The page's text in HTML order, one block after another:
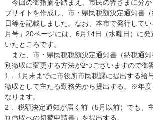
今回の御指摘を踏まえ、市民の皆さまに分
ブサイトを作成し、市・県民税額決定通知書
日等を記載しました。なお、本市で発行して
月号」20ページには、6月14日（水曜日）に
いたところです。
また、市・県民税税額決定通知書（納税通
別徴収に変更する方法が2つございますので御
1． 1月末までに市役所市民税課に提出する給
徴収として主たる勤務先から提出する。※年
なります。
2． 税額決定通知が届く前（5月以前）でも、
別徴収への切替申請書」を提出する。